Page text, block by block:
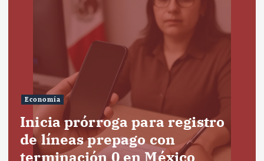
Economía
Inicia prórroga para registro
de líneas prepago con
terminación 0 en México